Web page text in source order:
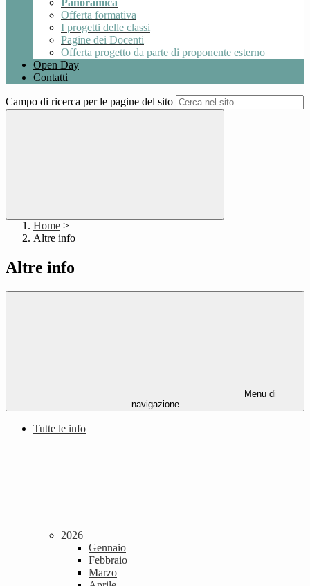
Panoramica
Offerta formativa
I progetti delle classi
Pagine dei Docenti
Offerta progetto da parte di proponente esterno
Open Day
Contatti
Campo di ricerca per le pagine del sito
Home >
Altre info
Altre info
Menu di
navigazione
Tutte le info
2026
Gennaio
Febbraio
Marzo